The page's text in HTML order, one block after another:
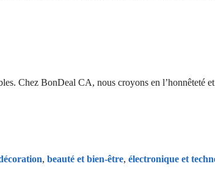
Chez BonDeal CA, nous croyons en l’honnêteté
, beauté et bien-être, électronique et